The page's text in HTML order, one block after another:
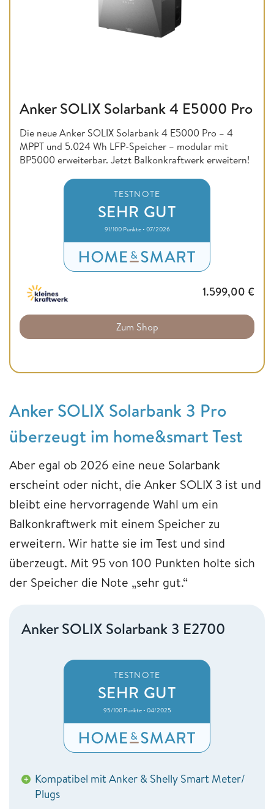
Anker SOLIX Solarbank 4 E5000 Pro
Die neue Anker SOLIX Solarbank 4 E5000 Pro – 4
MPPT und 5.024 Wh LFP-Speicher – modular mit
BP5000 erweiterbar. Jetzt Balkonkraftwerk erweitern!
TESTNOTE
SEHR GUT
91/100 Punkte • 07/2026
1.599,00 €
Zum Shop
Anker SOLIX Solarbank 3 Pro
überzeugt im home&smart Test
Aber egal ob 2026 eine neue Solarbank
erscheint oder nicht, die Anker SOLIX 3 ist und
bleibt eine hervorragende Wahl um ein
Balkonkraftwerk mit einem Speicher zu
erweitern. Wir hatte sie im Test und sind
überzeugt. Mit 95 von 100 Punkten holte sich
der Speicher die Note „sehr gut.“
Anker SOLIX Solarbank 3 E2700
TESTNOTE
SEHR GUT
95/100 Punkte • 04/2025
+ Kompatibel mit Anker & Shelly Smart Meter/
Plugs